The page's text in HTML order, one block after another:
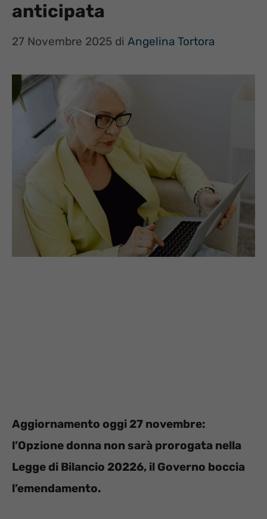
anticipata
27 Novembre 2025 di Angelina Tortora
Aggiornamento oggi 27 novembre:
l’Opzione donna non sarà prorogata nella
Legge di Bilancio 20226, il Governo boccia
l’emendamento.